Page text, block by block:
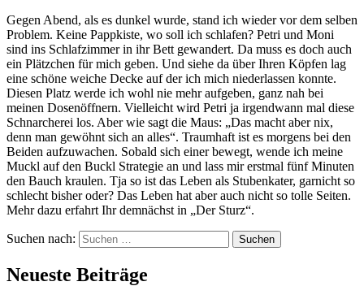
Gegen Abend, als es dunkel wurde, stand ich wieder vor dem selben
Problem. Keine Pappkiste, wo soll ich schlafen? Petri und Moni
sind ins Schlafzimmer in ihr Bett gewandert. Da muss es doch auch
ein Plätzchen für mich geben. Und siehe da über Ihren Köpfen lag
eine schöne weiche Decke auf der ich mich niederlassen konnte.
Diesen Platz werde ich wohl nie mehr aufgeben, ganz nah bei
meinen Dosenöffnern. Vielleicht wird Petri ja irgendwann mal diese
Schnarcherei los. Aber wie sagt die Maus: „Das macht aber nix,
denn man gewöhnt sich an alles“. Traumhaft ist es morgens bei den
Beiden aufzuwachen. Sobald sich einer bewegt, wende ich meine
Muckl auf den Buckl Strategie an und lass mir erstmal fünf Minuten
den Bauch kraulen. Tja so ist das Leben als Stubenkater, garnicht so
schlecht bisher oder? Das Leben hat aber auch nicht so tolle Seiten.
Mehr dazu erfahrt Ihr demnächst in „Der Sturz“.
Suchen nach:
Neueste Beiträge